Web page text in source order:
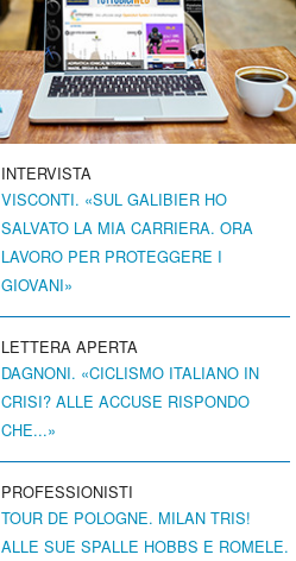
INTERVISTA
VISCONTI. «SUL GALIBIER HO
SALVATO LA MIA CARRIERA. ORA
LAVORO PER PROTEGGERE I
GIOVANI»
LETTERA APERTA
DAGNONI. «CICLISMO ITALIANO IN
CRISI? ALLE ACCUSE RISPONDO
CHE...»
PROFESSIONISTI
TOUR DE POLOGNE. MILAN TRIS!
ALLE SUE SPALLE HOBBS E ROMELE.